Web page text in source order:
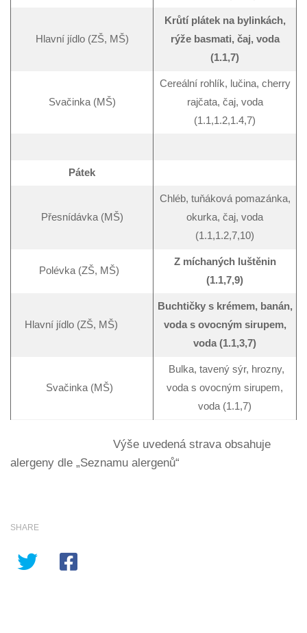
Hlavní jídlo (ZŠ, MŠ)
Krůtí plátek na bylinkách,
rýže basmati,čaj, voda
(1.1,7)
Svačinka (MŠ)
Cereální rohlík, lučina, cherry
rajčata, čaj, voda
(1.1,1.2,1.4,7)
Pátek
Přesnídávka (MŠ)
Chléb, tuňáková pomazánka,
okurka, čaj, voda
(1.1,1.2,7,10)
Polévka (ZŠ, MŠ)
Z míchaných luštěnin
(1.1,7,9)
Hlavní jídlo (ZŠ, MŠ)
Buchtičky s krémem, banán,
voda s ovocným sirupem,
voda (1.1,3,7)
Svačinka (MŠ)
Bulka, tavený sýr, hrozny,
voda s ovocným sirupem,
voda (1.1,7)
Výše uvedená strava obsahuje
alergeny dle „Seznamu alergenů“
SHARE